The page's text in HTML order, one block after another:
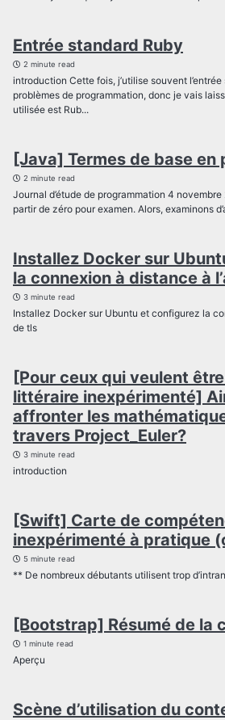
Entrée standard Ruby
2 minute read
introduction Cette fois, j’utilise souvent
problèmes de programmation, donc je vais
utilisée est Rub...
[Java] Termes de base en
2 minute read
Journal d’étude de programmation 4
partir de zéro pour examen. Alors, examinons
Installez Docker sur
la connexion à distance à
3 minute read
Installez Docker sur Ubuntu et configurez la
de tls
[Pour ceux qui veulent
littéraire inexpérimenté]
affronter les
travers Project_Euler?
3 minute read
introduction
[Swift] Carte de
inexpérimenté à pratique
5 minute read
** De nombreux débutants utilisent trop
[Bootstrap] Résumé de la
1 minute read
Aperçu
Scène d’utilisation du